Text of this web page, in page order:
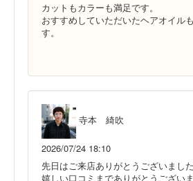
カットもカラーも満足です。
おすすめしていただいたヘアオイル
す。
寺本 綺吹
2026/07/24 18:10
先日はご来店ありがとうございまし
嬉しい口コミまでありがとうございま